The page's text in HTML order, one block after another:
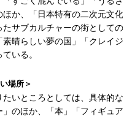
か、「日本特有の二次元文化」
サブカルチャーの街としてのイ
晴らしい夢の国」「クレイジー
いる。
場所＞
いところとしては、具体的な店
のほか、「本」「フィギュア」